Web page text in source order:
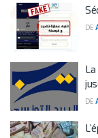
DE
DE